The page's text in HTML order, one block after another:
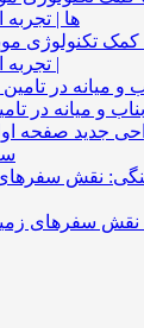
|
و میانه در
جدید
سفرهای